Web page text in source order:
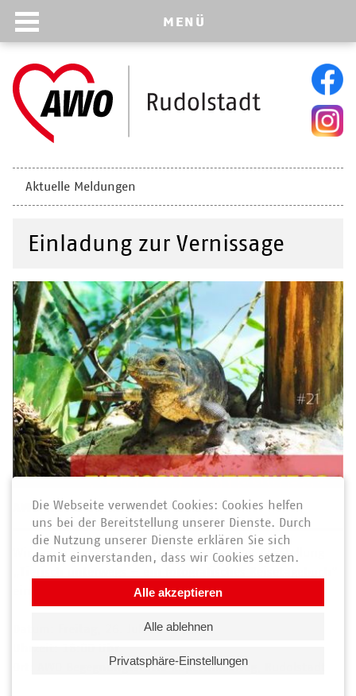
Navigation
überspringen
Aktuelle Meldungen
Einladung zur Vernissage
AWO News vom 10. Juli 2024
Wir laden Euch herzlich zur Vernissage der Ausstellung
Datum: Freitag, 26. Juli 2024
Ort: AWO Begegnungsstätte Kopernikusweg, Rudolstadt
Die Webseite verwendet Cookies: Cookies helfen
uns bei der Bereitstellung unserer Dienste. Durch
die Nutzung unserer Dienste erklären Sie sich
damit einverstanden, dass wir Cookies setzen.
Alle akzeptieren
Alle ablehnen
Privatsphäre-Einstellungen
MENÜ